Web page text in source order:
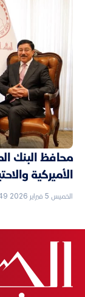
محافظ البنك
الأميركية
الخميس 5 فبراير 2026 08:49 م